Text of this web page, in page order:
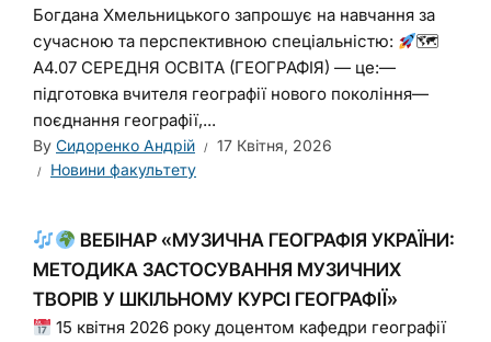
Богдана Хмельницького запрошує на навчання за
сучасною та перспективною спеціальністю:
🗺
A4.07 СЕРЕДНЯ ОСВІТА (ГЕОГРАФІЯ) — це:—
підготовка вчителя географії нового покоління—
поєднання географії,...
By Сидоренко Андрій
17 Квітня, 2026
Новини факультету
ВЕБІНАР «МУЗИЧНА ГЕОГРАФІЯ УКРАЇНИ:
МЕТОДИКА ЗАСТОСУВАННЯ МУЗИЧНИХ
ТВОРІВ У ШКІЛЬНОМУ КУРСІ ГЕОГРАФІЇ»
15 квітня 2026 року доцентом кафедри географії